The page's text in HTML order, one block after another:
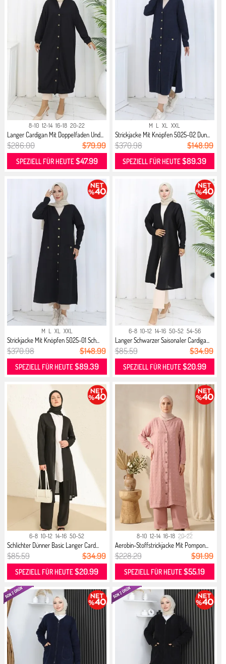
8-10 12-14 16-18 20-22
Langer Cardigan Mit Doppelfaden Und...
$286.00 $79.99
SPEZIELL FÜR HEUTE$47.99
M L XL XXL
Strickjacke Mit Knöpfen 5025-02 Dun...
$370.98 $148.99
SPEZIELL FÜR HEUTE$89.39
M L XL XXL
Strickjacke Mit Knöpfen 5025-01 Sch...
$370.98 $148.99
SPEZIELL FÜR HEUTE$89.39
6-8 10-12 14-16 50-52 54-56
Langer Schwarzer Saisonaler Cardiga...
$85.59 $34.99
SPEZIELL FÜR HEUTE$20.99
6-8 10-12 14-16 50-52
Schlichter Dünner Basic Langer Card...
$85.59 $34.99
SPEZIELL FÜR HEUTE$20.99
8-10 12-14 16-18 20-22
Aerobin-Stoffstrickjacke Mit Pompon...
$228.29 $91.99
SPEZIELL FÜR HEUTE$55.19